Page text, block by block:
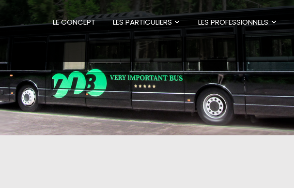
LE CONCEPT LES PARTICULIERS LES PROFESSIONNELS